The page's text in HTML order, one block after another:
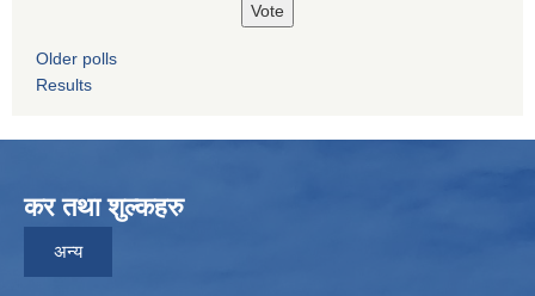
Older polls
Results
कर तथा शुल्कहरु
अन्य